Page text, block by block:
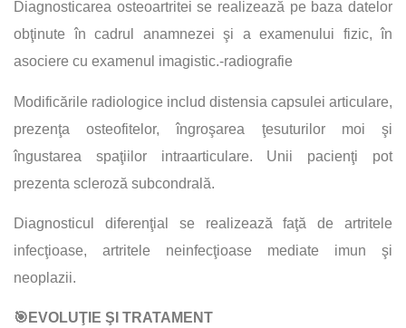
Diagnosticarea osteoartritei se realizează pe baza datelor
obţinute în cadrul anamnezei şi a examenului fizic, în
asociere cu examenul imagistic.-radiografie
Modificările radiologice includ distensia capsulei articulare,
prezenţa osteofitelor, îngroşarea ţesuturilor moi şi
îngustarea spaţiilor intraarticulare. Unii pacienţi pot
prezenta scleroză subcondrală.
Diagnosticul diferenţial se realizează faţă de artritele
infecţioase, artritele neinfecţioase mediate imun şi
neoplazii.
🎯EVOLUŢIE ŞI TRATAMENT